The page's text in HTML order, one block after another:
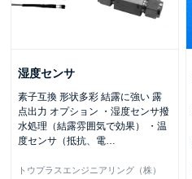
湿度センサ
素子互換 形状多彩 結露に強い 露
点出力 オプション ・湿度センサ撥
水処理（結露雰囲気で効果） ・温
度センサ（抵抗、電…
トウプラスエンジニアリング（株）